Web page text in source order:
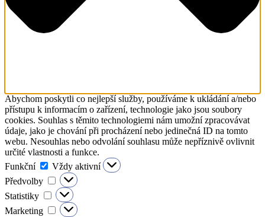
Abychom poskytli co nejlepší služby, používáme k ukládání a/nebo
přístupu k informacím o zařízení, technologie jako jsou soubory
cookies. Souhlas s těmito technologiemi nám umožní zpracovávat
údaje, jako je chování při procházení nebo jedinečná ID na tomto
webu. Nesouhlas nebo odvolání souhlasu může nepříznivě ovlivnit
určité vlastnosti a funkce.
Funkční
Funkční
Vždy aktivní
Předvolby
Předvolby
Statistiky
Statistiky
Marketing
Marketing